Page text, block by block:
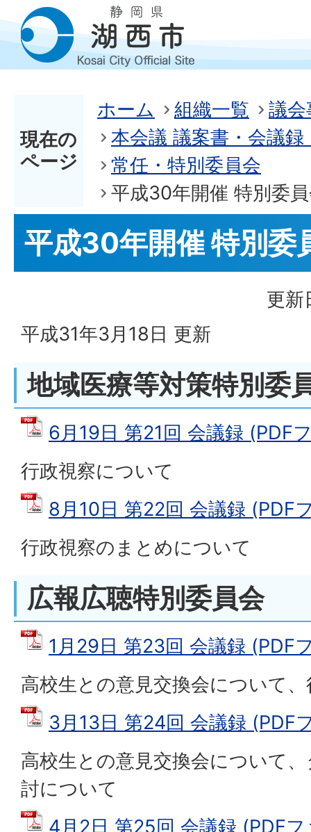
現在の
ページ
ホーム 組織一覧
議会
本会議 議案書・会議
常任・特別委員会
平成30年開催 特別委
平成30年開催 特別委
更新
平成31年3月18日 更新
地域医療等対策特別委
6月19日 第21回 会議録 (PDF
行政視察について
8月10日 第22回 会議録 (PDF
行政視察のまとめについて
広報広聴特別委員会
1月29日 第23回 会議録 (PDF
高校生との意見交換会について
3月13日 第24回 会議録 (PDF
高校生との意見交換会について
討について
4月2日 第25回 会議録 (PDF